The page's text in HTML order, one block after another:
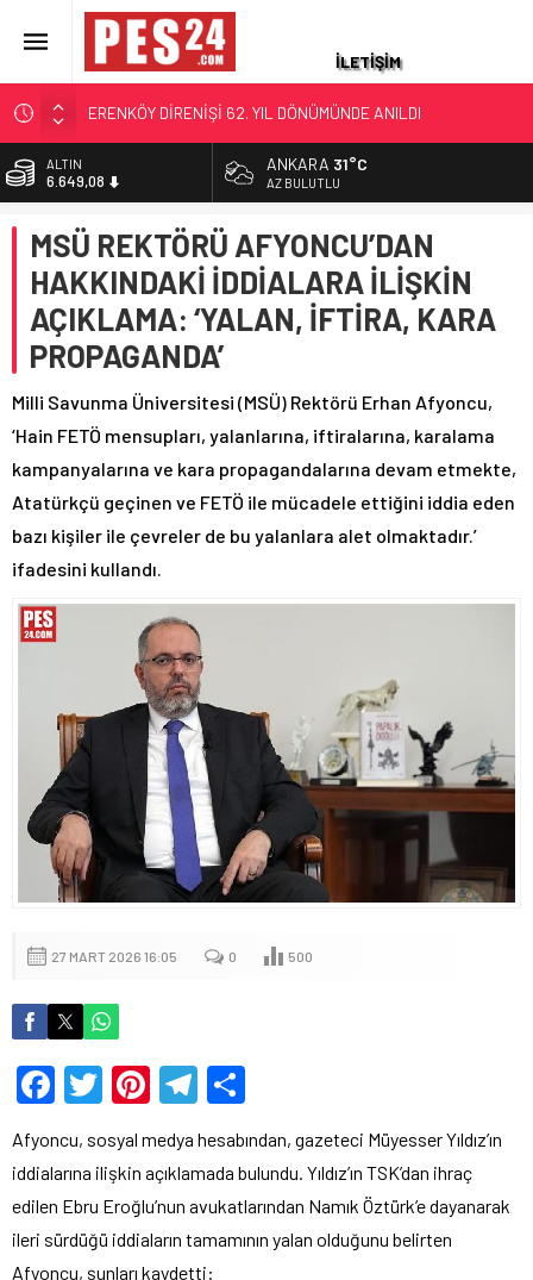
İLETİŞİM
ERENKÖY DİRENİŞİ 62. YIL DÖNÜMÜNDE ANILDI
EMEKLİ PROMOSYONUNDA RAKAMLAR DEĞİŞTİ: EN
YÜKSEK EMEKLİ PROMOSYONU HANGİ BANKADA?
EMEKLİ ASTSUBAY 140 BİN LİRASINI KAYBETTİ
VALİ İLE O YILLARDA JANDARMA KARAKOLUNDA GÖREVLİ
ASKERİN 9 YILLIK DUA BULUŞMASI
DR. ASTSUBAY OLCAY KAAN ÇAKIR’DAN KANSER
HÜCRESİNE MANYETİK DARBE
ALTIN
6.649,08
13.879,11
DOLAR
47,7124
EURO
55,1592
ANKARA 31°C
AZ BULUTLU
MSÜ REKTÖRÜ AFYONCU’DAN
HAKKINDAKİ İDDİALARA İLİŞKİN
AÇIKLAMA: ‘YALAN, İFTİRA, KARA
PROPAGANDA’
Milli Savunma Üniversitesi (MSÜ) Rektörü Erhan Afyoncu,
‘Hain FETÖ mensupları, yalanlarına, iftiralarına, karalama
kampanyalarına ve kara propagandalarına devam etmekte,
Atatürkçü geçinen ve FETÖ ile mücadele ettiğini iddia eden
bazı kişiler ile çevreler de bu yalanlara alet olmaktadır.’
ifadesini kullandı.
27 MART 2026 16:05 0 500
Facebook
Twitter
Pinterest
Telegram
Afyoncu, sosyal medya hesabından, gazeteci Müyesser Yıldız’ın
iddialarına ilişkin açıklamada bulundu. Yıldız’ın TSK’dan ihraç
edilen Ebru Eroğlu’nun avukatlarından Namık Öztürk’e dayanarak
ileri sürdüğü iddiaların tamamının yalan olduğunu belirten
Afyoncu, şunları kaydetti: